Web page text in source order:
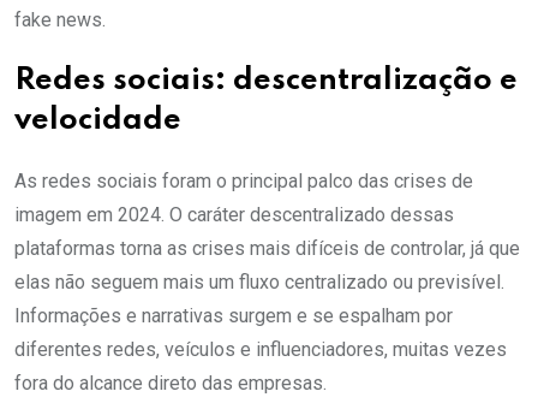
fake news.
Redes sociais: descentralização e
velocidade
As redes sociais foram o principal palco das crises de
imagem em 2024. O caráter descentralizado dessas
plataformas torna as crises mais difíceis de controlar, já que
elas não seguem mais um fluxo centralizado ou previsível.
Informações e narrativas surgem e se espalham por
diferentes redes, veículos e influenciadores, muitas vezes
fora do alcance direto das empresas.